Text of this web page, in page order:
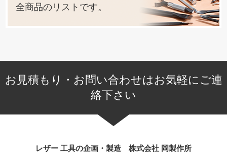
全商品のリストです。
お見積もり・お問い合わせはお気軽にご連
絡下さい
レザー 工具の企画・製造 株式会社 岡製作所